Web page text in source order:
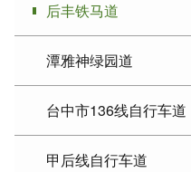
后丰铁马道
潭雅神绿园道
台中市136线自行车道
甲后线自行车道